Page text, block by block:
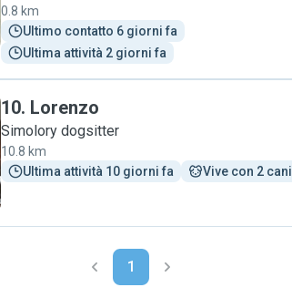
0.8 km
Ultimo contatto 6 giorni fa
Ultima attività 2 giorni fa
10. Lorenzo
Simolory dogsitter
10.8 km
Ultima attività 10 giorni fa
Vive con 2 cani
1